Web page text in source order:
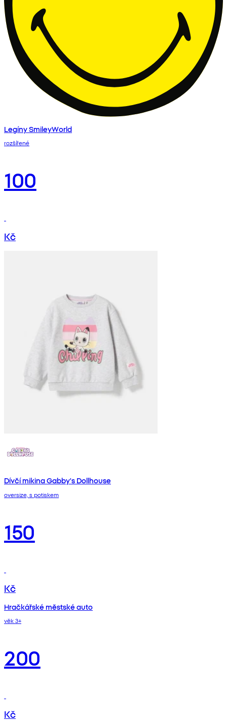
Legíny SmileyWorld
rozšířené
100
Kč
Dívčí mikina Gabby's Dollhouse
oversize, s potiskem
150
Kč
Hračkářské městské auto
věk 3+
200
Kč